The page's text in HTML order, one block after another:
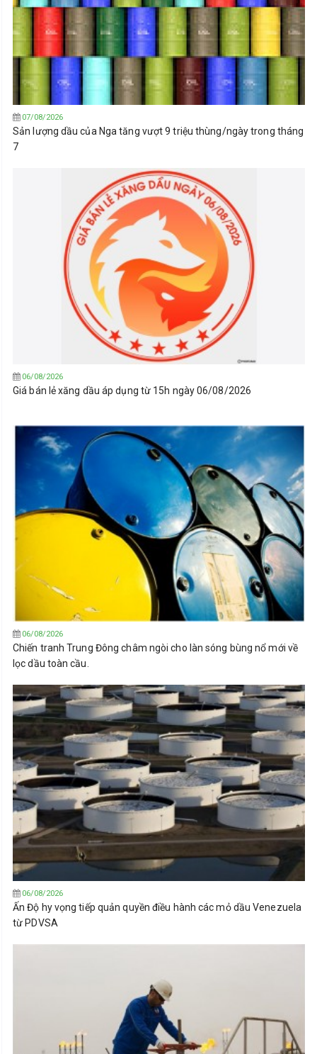
07/08/2026
Sản lượng dầu của Nga tăng vượt 9 triệu thùng/ngày trong tháng
7
06/08/2026
Giá bán lẻ xăng dầu áp dụng từ 15h ngày 06/08/2026
06/08/2026
Chiến tranh Trung Đông châm ngòi cho làn sóng bùng nổ mới về
lọc dầu toàn cầu.
06/08/2026
Ấn Độ hy vọng tiếp quản quyền điều hành các mỏ dầu Venezuela
từ PDVSA